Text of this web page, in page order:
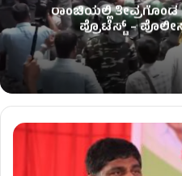
ರಾಂಚಿಯಲ್ಲಿ ತೀವ್ರಗೊಂಡ
ಪ್ರೊಟೆಸ್ಟ್ –